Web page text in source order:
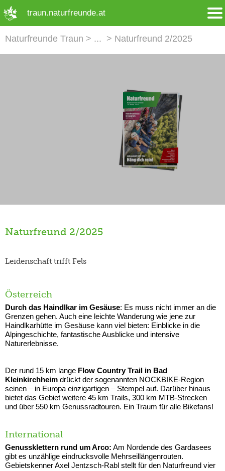
traun.naturfreunde.at
Naturfreunde Traun Naturfreund 2/2025
Naturfreund 2/2025
Leidenschaft trifft Fels
Österreich
Durch das Haindlkar im Gesäuse: Es muss nicht immer an die
Grenzen gehen. Auch eine leichte Wanderung wie jene zur
Haindlkarhütte im Gesäuse kann viel bieten: Einblicke in die
Alpingeschichte, fantastische Ausblicke und intensive
Naturerlebnisse.
Der rund 15 km lange Flow Country Trail in Bad
Kleinkirchheim drückt der sogenannten NOCKBIKE-Region
seinen – in Europa einzigartigen – Stempel auf. Darüber hinaus
bietet das Gebiet weitere 45 km Trails, 300 km MTB-Strecken
und über 550 km Genussradtouren. Ein Traum für alle Bikefans!
International
Genussklettern rund um Arco: Am Nordende des Gardasees
gibt es unzählige eindrucksvolle Mehrseillängenrouten.
Gebietskenner Axel Jentzsch-Rabl stellt für den Naturfreund vier